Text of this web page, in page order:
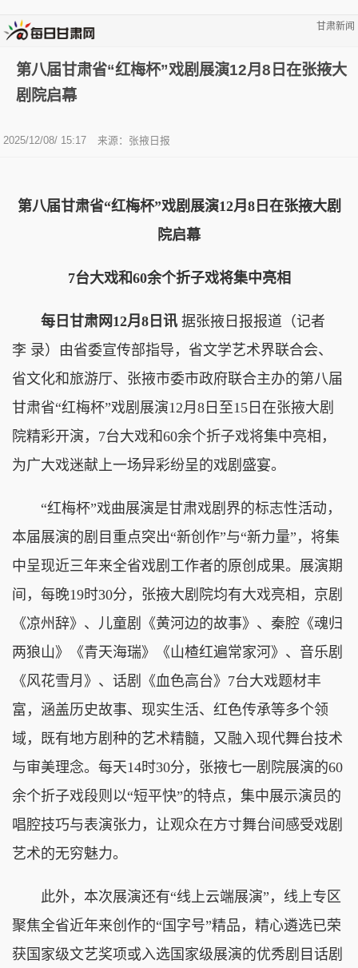
甘肃新闻
第八届甘肃省“红梅杯”戏剧展演12月8日在张掖大
剧院启幕
2025/12/08/ 15:17 来源：张掖日报
第八届甘肃省“红梅杯”戏剧展演12月8日在张掖大剧
院启幕
7台大戏和60余个折子戏将集中亮相
每日甘肃网12月8日讯 据张掖日报报道（记者
李 录）由省委宣传部指导，省文学艺术界联合会、
省文化和旅游厅、张掖市委市政府联合主办的第八届
甘肃省“红梅杯”戏剧展演12月8日至15日在张掖大剧
院精彩开演，7台大戏和60余个折子戏将集中亮相，
为广大戏迷献上一场异彩纷呈的戏剧盛宴。
“红梅杯”戏曲展演是甘肃戏剧界的标志性活动，
本届展演的剧目重点突出“新创作”与“新力量”，将集
中呈现近三年来全省戏剧工作者的原创成果。展演期
间，每晚19时30分，张掖大剧院均有大戏亮相，京剧
《凉州辞》、儿童剧《黄河边的故事》、秦腔《魂归
两狼山》《青天海瑞》《山楂红遍常家河》、音乐剧
《风花雪月》、话剧《血色高台》7台大戏题材丰
富，涵盖历史故事、现实生活、红色传承等多个领
域，既有地方剧种的艺术精髓，又融入现代舞台技术
与审美理念。每天14时30分，张掖七一剧院展演的60
余个折子戏段则以“短平快”的特点，集中展示演员的
唱腔技巧与表演张力，让观众在方寸舞台间感受戏剧
艺术的无穷魅力。
此外，本次展演还有“线上云端展演”，线上专区
聚焦全省近年来创作的“国字号”精品，精心遴选已荣
获国家级文艺奖项或入选国家级展演的优秀剧目话剧